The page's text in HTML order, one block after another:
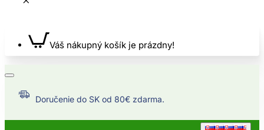
Váš nákupný košík je prázdny!
Doručenie do SK od 80€ zdarma.